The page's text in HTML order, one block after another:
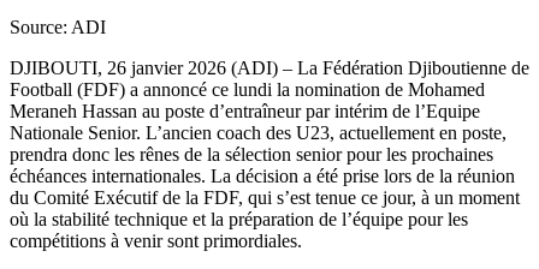
Source: ADI
DJIBOUTI, 26 janvier 2026 (ADI) – La Fédération Djiboutienne de
Football (FDF) a annoncé ce lundi la nomination de Mohamed
Meraneh Hassan au poste d’entraîneur par intérim de l’Equipe
Nationale Senior. L’ancien coach des U23, actuellement en poste,
prendra donc les rênes de la sélection senior pour les prochaines
échéances internationales. La décision a été prise lors de la réunion
du Comité Exécutif de la FDF, qui s’est tenue ce jour, à un moment
où la stabilité technique et la préparation de l’équipe pour les
compétitions à venir sont primordiales.